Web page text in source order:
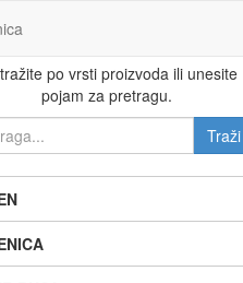
po vrsti proizvoda ili unesite
pojam za pretragu.